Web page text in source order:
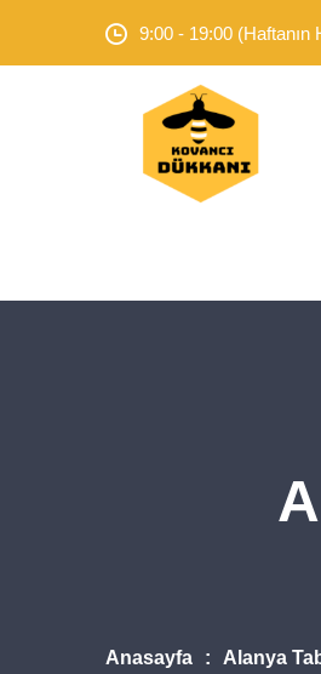
9:00 - 19:00 (Haftanın
Anasayfa Alanya